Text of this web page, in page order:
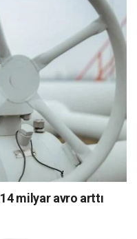
milyar avro arttı